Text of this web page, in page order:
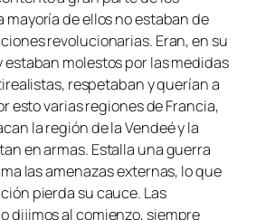
mayoría de ellos no estaban de
revolucionarias. Eran, en su
estaban molestos por las medidas
respetaban y querían a
esto varias regiones de Francia,
la región de la Vendeé y la
en armas. Estalla una guerra
las amenazas externas, lo que
pierda su cauce. Las
dijimos al comienzo, siempre